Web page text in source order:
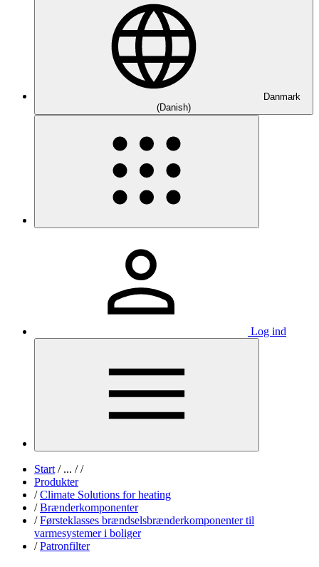
Danmark
(Danish)
Log ind
Start /... / /
Produkter
/ Climate Solutions for heating
/ Brænderkomponenter
/ Førsteklasses brændselsbrænderkomponenter til
varmesystemer i boliger
/ Patronfilter